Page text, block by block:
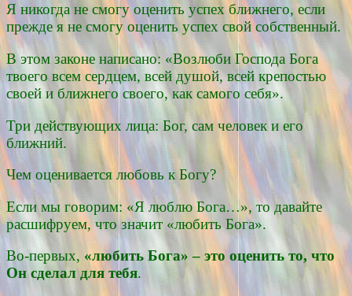
Я никогда не смогу оценить успех ближнего, если
прежде я не смогу оценить успех свой собственный.
В этом законе написано: «Возлюби Господа Бога
твоего всем сердцем, всей душой, всей крепостью
своей и ближнего своего, как самого себя».
Три действующих лица: Бог, сам человек и его
ближний.
Чем оценивается любовь к Богу?
Если мы говорим: «Я люблю Бога…», то давайте
расшифруем, что значит «любить Бога».
Во-первых, «любить Бога» – это оценить то, что
Он сделал для тебя.